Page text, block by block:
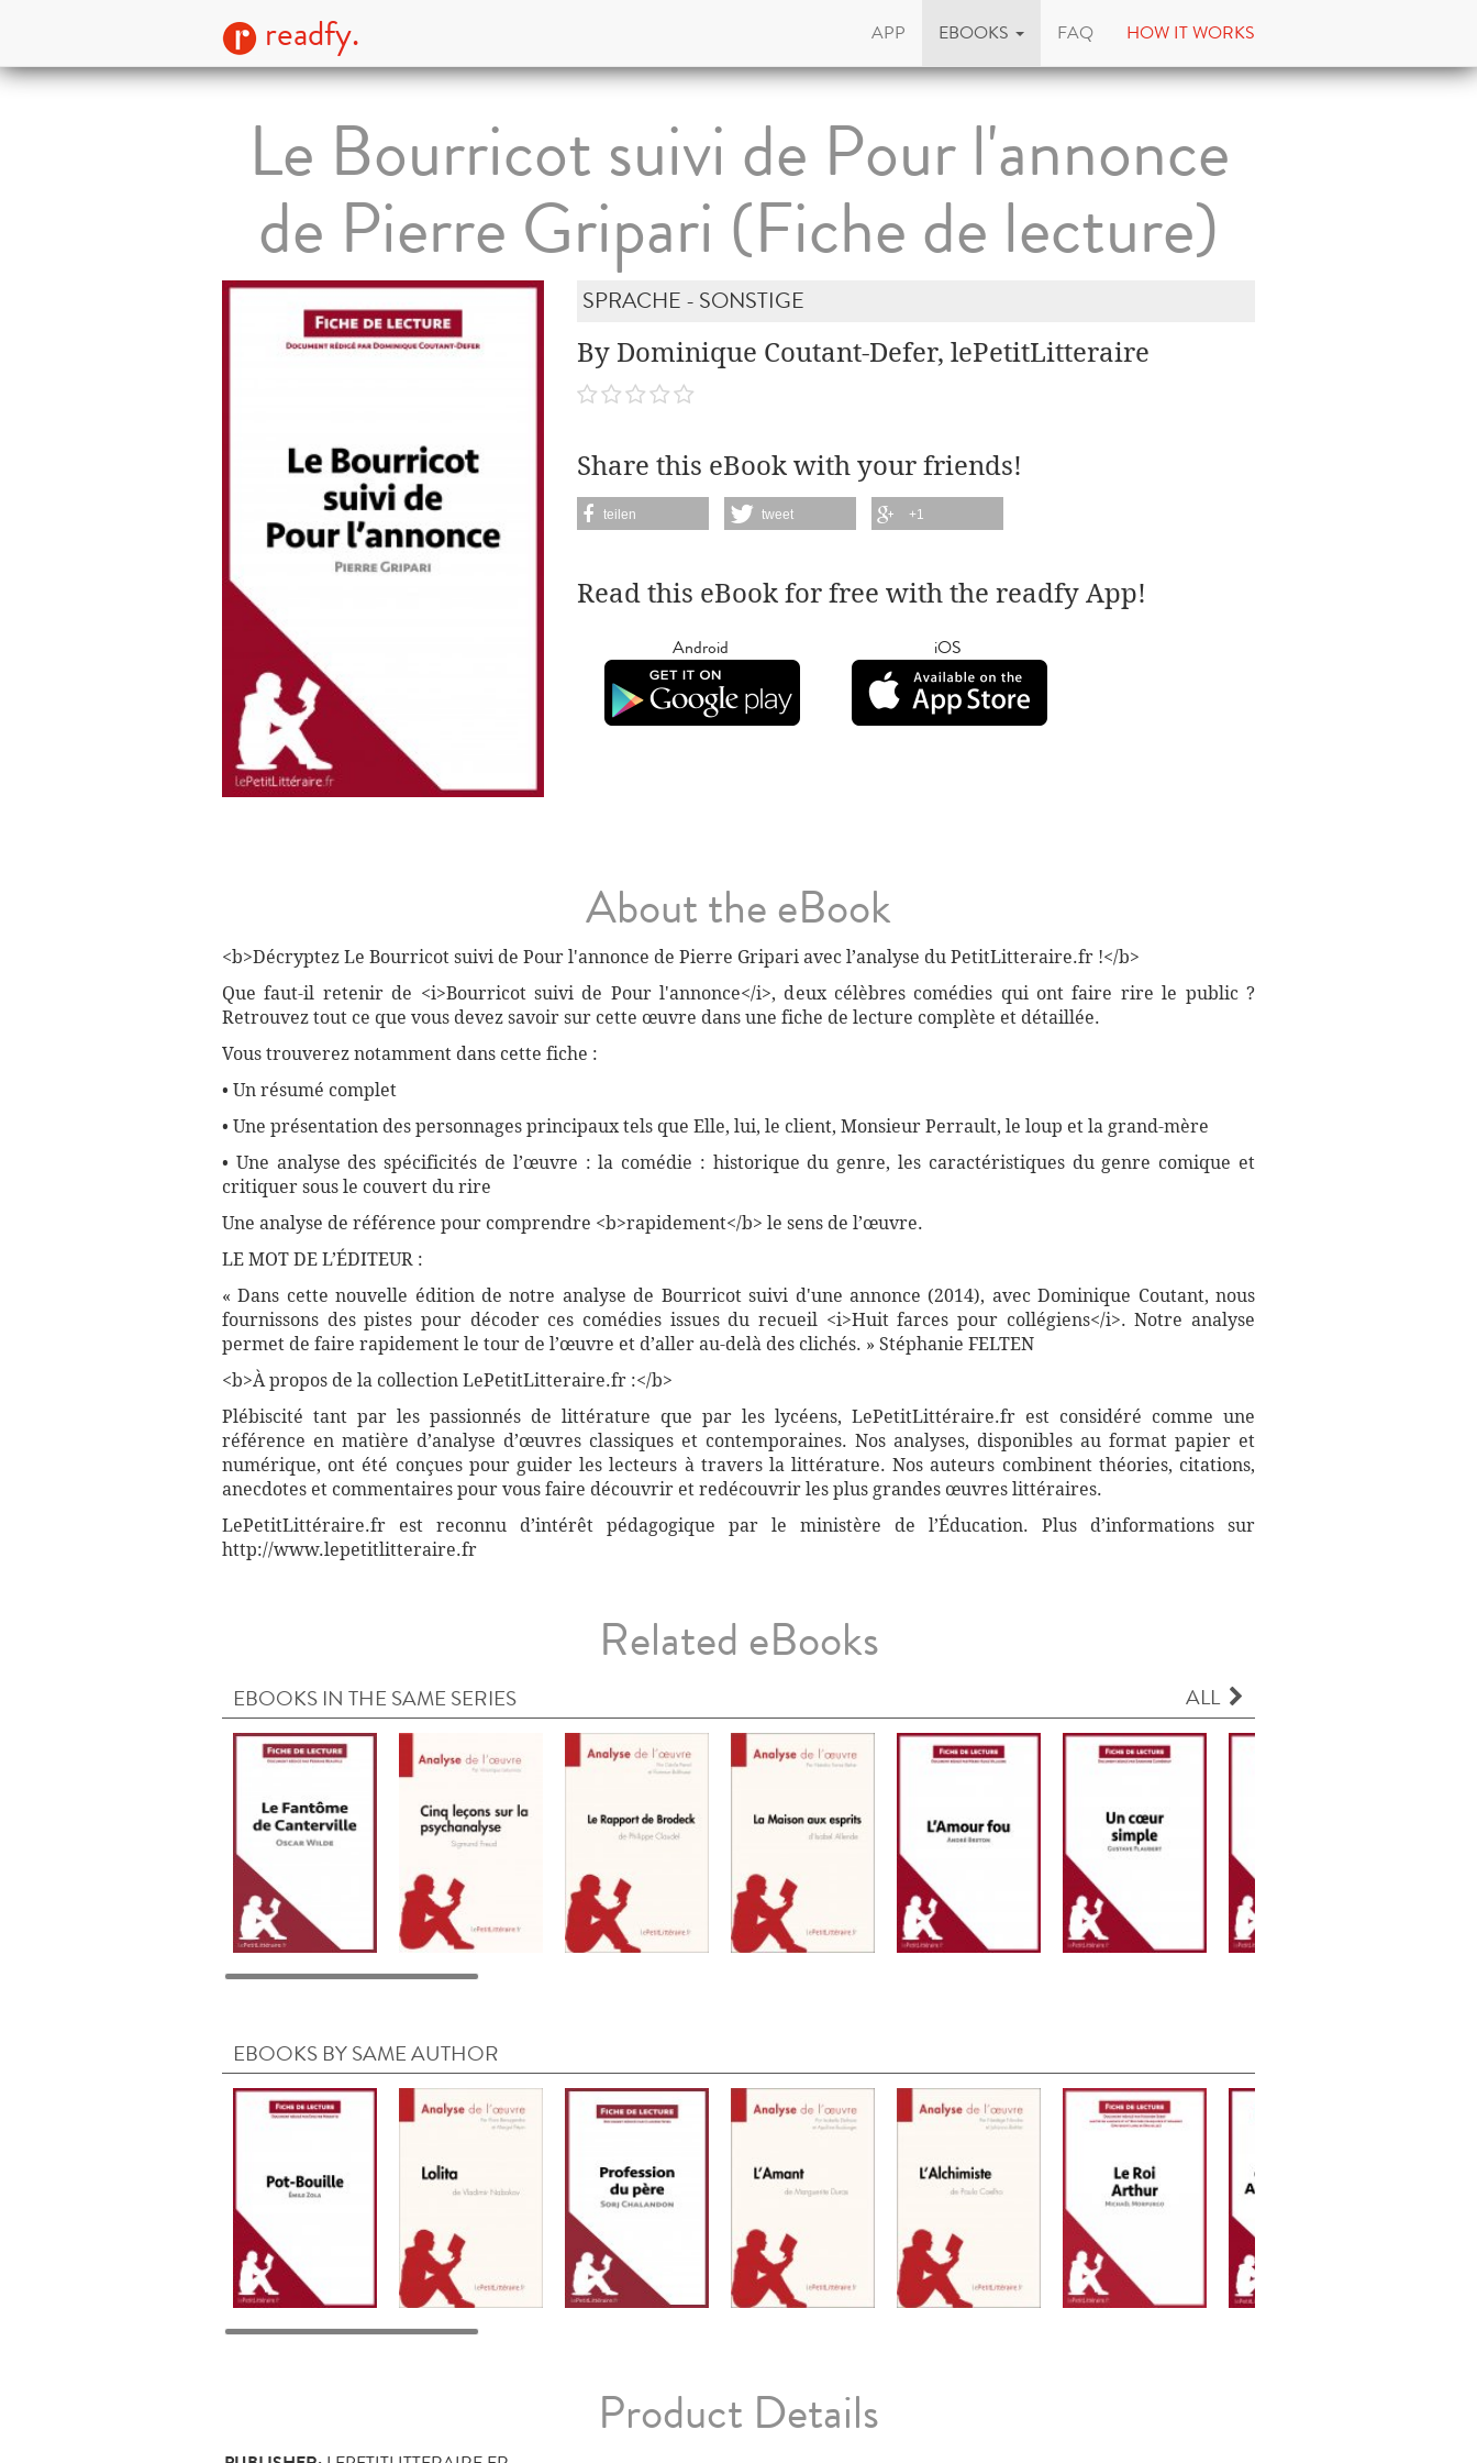
readfy. APP EBOOKS FAQ HOW IT WORKS
Le Bourricot suivi de Pour l'annonce
de Pierre Gripari (Fiche de lecture)
SPRACHE - SONSTIGE
By Dominique Coutant-Defer, lePetitLitteraire
Share this eBook with your friends!
teilen tweet +1
Read this eBook for free with the readfy App!
Android iOS
About the eBook
<b>Décryptez Le Bourricot suivi de Pour l'annonce de Pierre Gripari avec l’analyse du PetitLitteraire.fr !</b>
Que faut-il retenir de <i>Bourricot suivi de Pour l'annonce</i>, deux célèbres comédies qui ont faire rire le public ?
Retrouvez tout ce que vous devez savoir sur cette œuvre dans une fiche de lecture complète et détaillée.
Vous trouverez notamment dans cette fiche :
• Un résumé complet
• Une présentation des personnages principaux tels que Elle, lui, le client, Monsieur Perrault, le loup et la grand-mère
• Une analyse des spécificités de l’œuvre : la comédie : historique du genre, les caractéristiques du genre comique et
critiquer sous le couvert du rire
Une analyse de référence pour comprendre <b>rapidement</b> le sens de l’œuvre.
LE MOT DE L’ÉDITEUR :
« Dans cette nouvelle édition de notre analyse de Bourricot suivi d'une annonce (2014), avec Dominique Coutant, nous
fournissons des pistes pour décoder ces comédies issues du recueil <i>Huit farces pour collégiens</i>. Notre analyse
permet de faire rapidement le tour de l’œuvre et d’aller au-delà des clichés. » Stéphanie FELTEN
<b>À propos de la collection LePetitLitteraire.fr :</b>
Plébiscité tant par les passionnés de littérature que par les lycéens, LePetitLittéraire.fr est considéré comme une
référence en matière d’analyse d’œuvres classiques et contemporaines. Nos analyses, disponibles au format papier et
numérique, ont été conçues pour guider les lecteurs à travers la littérature. Nos auteurs combinent théories, citations,
anecdotes et commentaires pour vous faire découvrir et redécouvrir les plus grandes œuvres littéraires.
LePetitLittéraire.fr est reconnu d’intérêt pédagogique par le ministère de l’Éducation. Plus d’informations sur
http://www.lepetitlitteraire.fr
Related eBooks
EBOOKS IN THE SAME SERIES ALL
EBOOKS BY SAME AUTHOR
Product Details